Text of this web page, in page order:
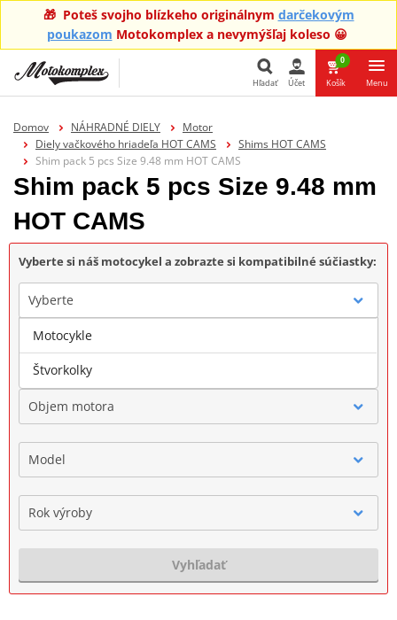
🎁 Poteš svojho blízkeho originálnym darčekovým
poukazom Motokomplex a nevymýšľaj koleso 😀
Hľadať Účet
0
Košík Menu
Domov NÁHRADNÉ DIELY
Motor
Diely vačkového hriadeľa HOT CAMS
Shims HOT CAMS
Shim pack 5 pcs Size 9.48 mm HOT CAMS
Shim pack 5 pcs Size 9.48 mm
HOT CAMS
Vyberte si náš motocykel a zobrazte si kompatibilné súčiastky:
Vyberte
Značka
Objem motora
Model
Rok výroby
Vyhľadať
Motocykle
Štvorkolky